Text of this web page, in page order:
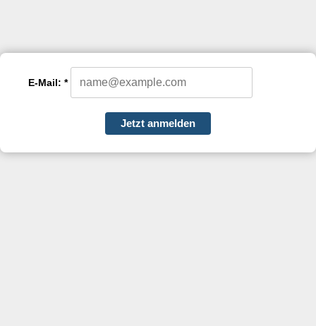
E-Mail: *
Jetzt anmelden